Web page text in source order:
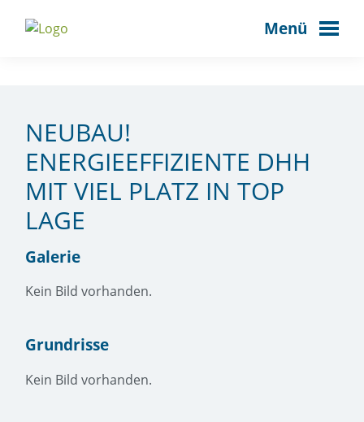
Menü
NEUBAU!
ENERGIEEFFIZIENTE DHH
MIT VIEL PLATZ IN TOP
LAGE
Galerie
Kein Bild vorhanden.
Grundrisse
Kein Bild vorhanden.